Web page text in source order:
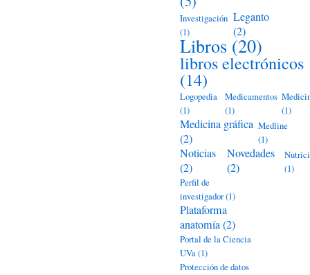
Investigación
(1)
Leganto
(2)
Libros (20)
libros electrónicos
(14)
Logopedia
(1)
Medicamentos
(1)
(1)
Medicina gráfica
(2)
Medline
(1)
Noticias
(2)
Novedades
(2)
(1)
Perfil de
investigador(1)
Plataforma
anatomía(2)
Portal de la Ciencia
UVa(1)
Protección de datos